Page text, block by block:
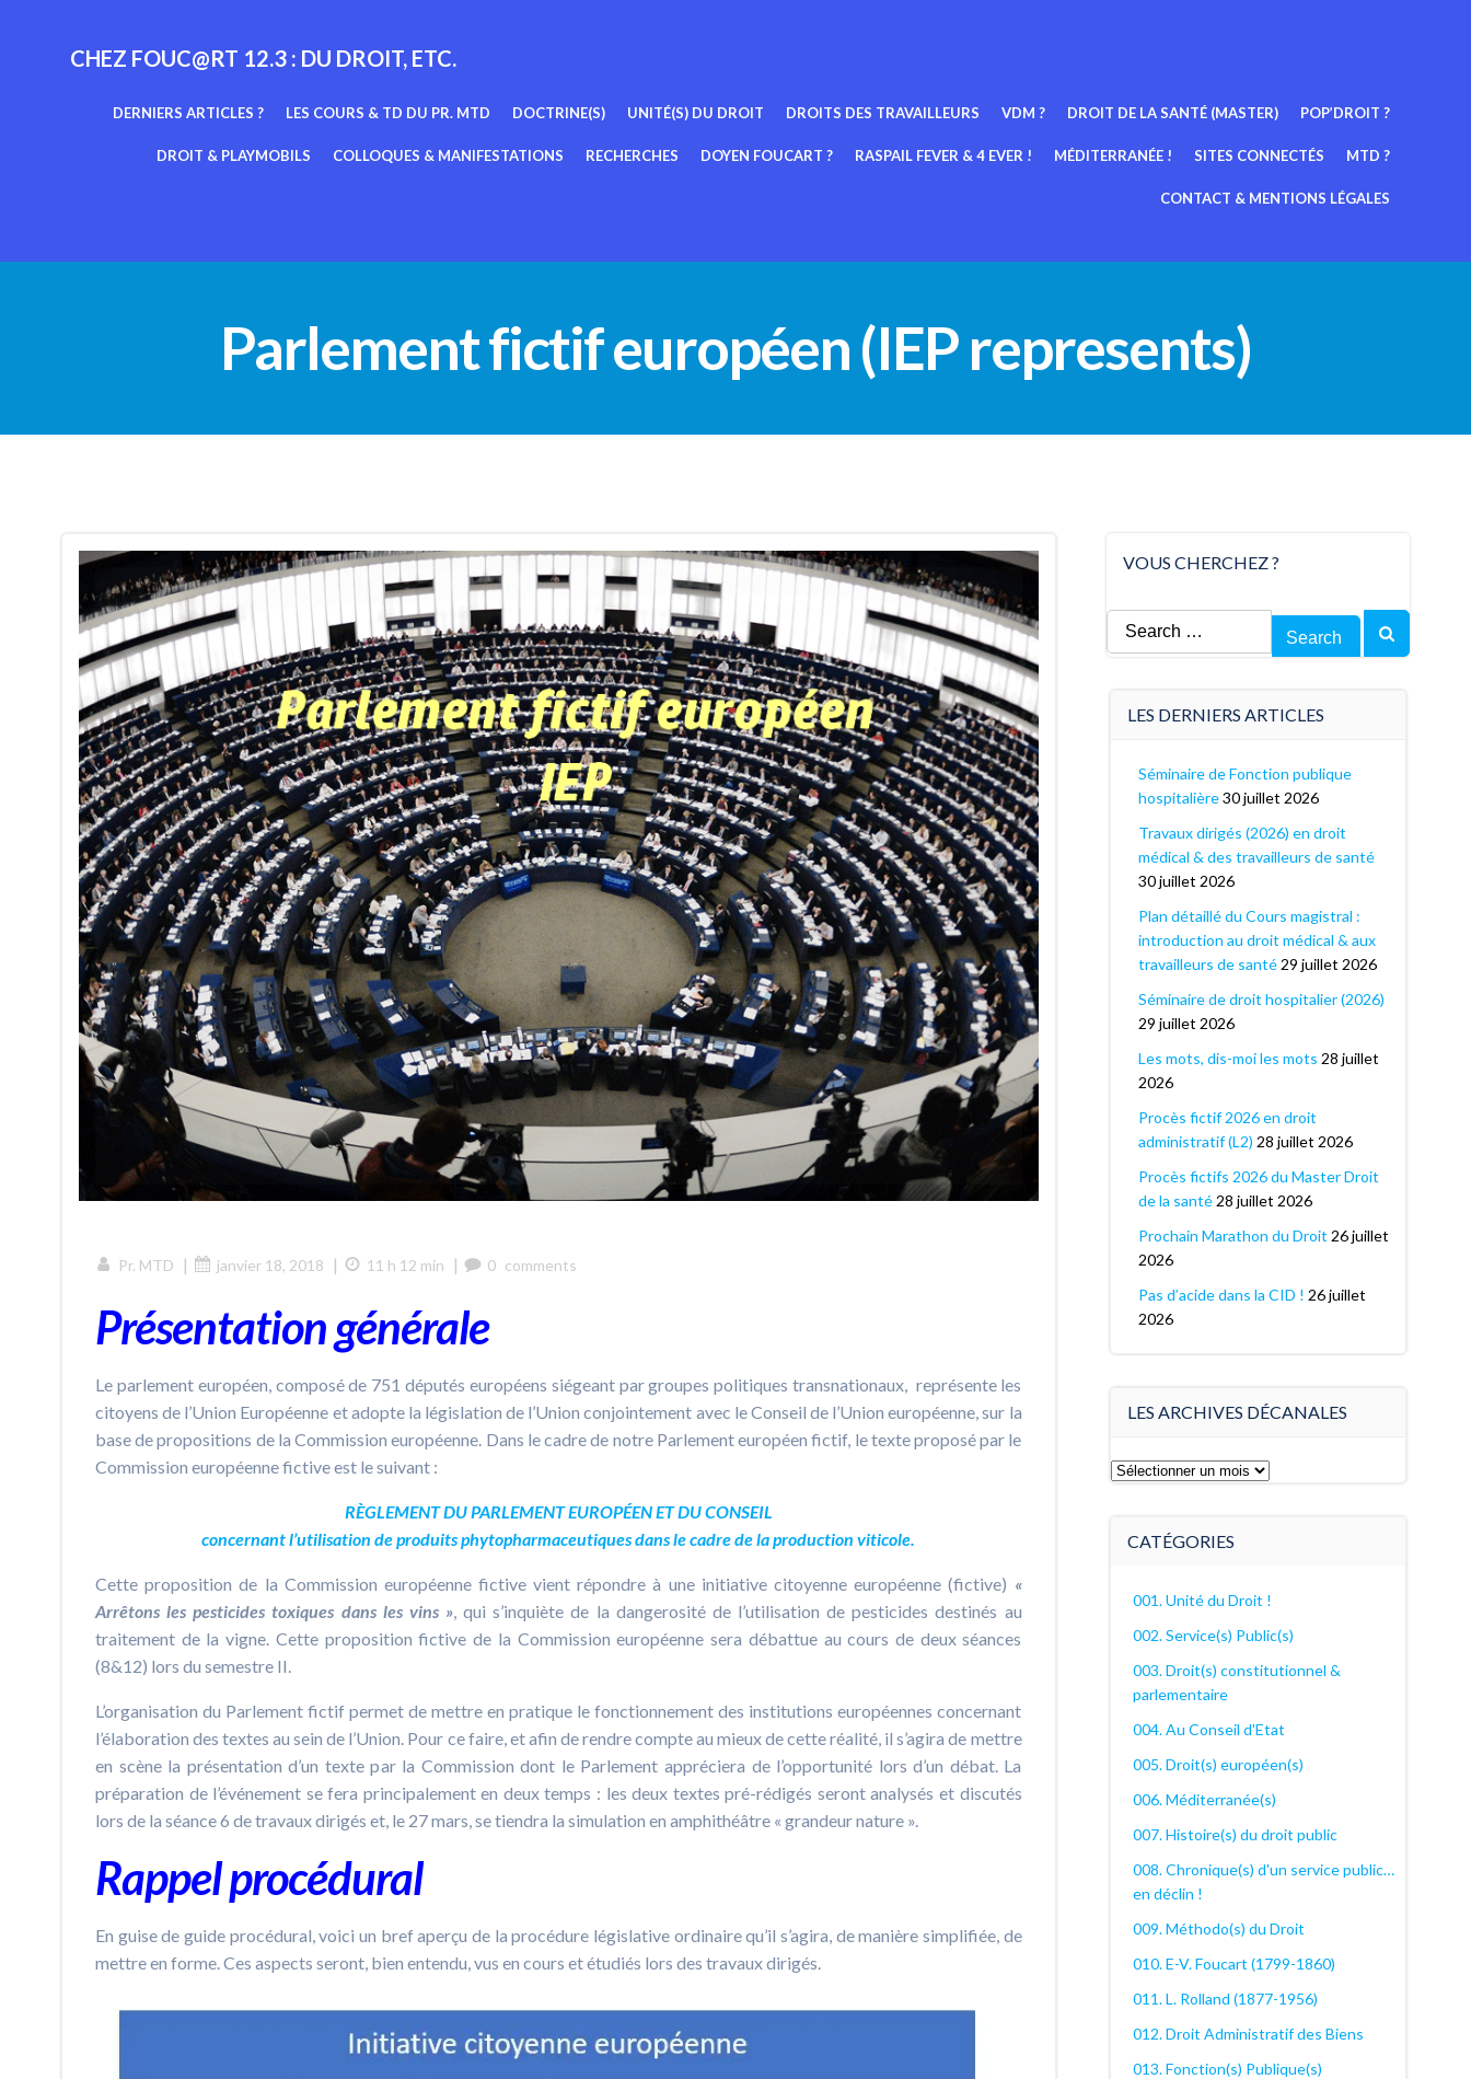
CHEZ FOUC@RT 12.3 : DU DROIT, ETC.
DERNIERS ARTICLES ? LES COURS & TD DU PR. MTD DOCTRINE(S) UNITÉ(S) DU DROIT DROITS DES TRAVAILLEURS VDM ? DROIT DE LA SANTÉ (MASTER) POP’DROIT ?
DROIT & PLAYMOBILS COLLOQUES & MANIFESTATIONS RECHERCHES DOYEN FOUCART ? RASPAIL FEVER & 4 EVER ! MÉDITERRANÉE ! SITES CONNECTÉS MTD ?
CONTACT & MENTIONS LÉGALES
Parlement fictif européen (IEP represents)
Pr. MTD | janvier 18, 2018 | 11 h 12 min | 0 comments
Présentation générale
Le parlement européen, composé de 751 députés européens siégeant par groupes politiques transnationaux, représente les
citoyens de l’Union Européenne et adopte la législation de l’Union conjointement avec le Conseil de l’Union européenne, sur la
base de propositions de la Commission européenne. Dans le cadre de notre Parlement européen fictif, le texte proposé par le
Commission européenne fictive est le suivant :
RÈGLEMENT DU PARLEMENT EUROPÉEN ET DU CONSEIL
concernant l’utilisation de produits phytopharmaceutiques dans le cadre de la production viticole.
Cette proposition de la Commission européenne fictive vient répondre à une initiative citoyenne européenne (fictive) «
Arrêtons les pesticides toxiques dans les vins », qui s’inquiète de la dangerosité de l’utilisation de pesticides destinés au
traitement de la vigne. Cette proposition fictive de la Commission européenne sera débattue au cours de deux séances
(8&12) lors du semestre II.
L’organisation du Parlement fictif permet de mettre en pratique le fonctionnement des institutions européennes concernant
l’élaboration des textes au sein de l’Union. Pour ce faire, et afin de rendre compte au mieux de cette réalité, il s’agira de mettre
en scène la présentation d’un texte par la Commission dont le Parlement appréciera de l’opportunité lors d’un débat. La
préparation de l’événement se fera principalement en deux temps : les deux textes pré-rédigés seront analysés et discutés
lors de la séance 6 de travaux dirigés et, le 27 mars, se tiendra la simulation en amphithéâtre « grandeur nature ».
Rappel procédural
En guise de guide procédural, voici un bref aperçu de la procédure législative ordinaire qu’il s’agira, de manière simplifiée, de
mettre en forme. Ces aspects seront, bien entendu, vus en cours et étudiés lors des travaux dirigés.
VOUS CHERCHEZ ?
Search
for:
LES DERNIERS ARTICLES
Séminaire de Fonction publique
hospitalière 30 juillet 2026
Travaux dirigés (2026) en droit
médical & des travailleurs de santé
30 juillet 2026
Plan détaillé du Cours magistral :
introduction au droit médical & aux
travailleurs de santé 29 juillet 2026
Séminaire de droit hospitalier (2026)
29 juillet 2026
Les mots, dis-moi les mots 28 juillet
2026
Procès fictif 2026 en droit
administratif (L2) 28 juillet 2026
Procès fictifs 2026 du Master Droit
de la santé 28 juillet 2026
Prochain Marathon du Droit 26 juillet
2026
Pas d’acide dans la CID ! 26 juillet
2026
LES ARCHIVES DÉCANALES
Les
CATÉGORIES
001. Unité du Droit !
002. Service(s) Public(s)
003. Droit(s) constitutionnel &
parlementaire
004. Au Conseil d'Etat
005. Droit(s) européen(s)
006. Méditerranée(s)
007. Histoire(s) du droit public
008. Chronique(s) d'un service public…
en déclin !
009. Méthodo(s) du Droit
010. E-V. Foucart (1799-1860)
011. L. Rolland (1877-1956)
012. Droit Administratif des Biens
013. Fonction(s) Publique(s)